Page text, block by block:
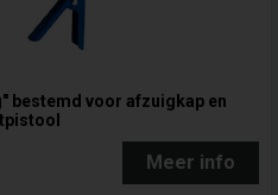
bestemd voor afzuigkap en
Meer info